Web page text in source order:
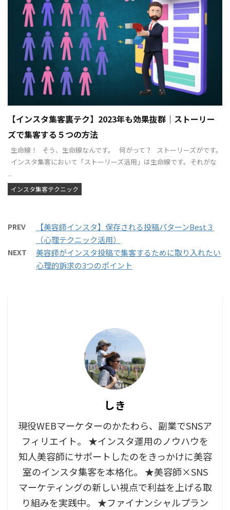
【インスタ集客裏テク】2023年も効果抜群｜ストーリー
ズで集客する５つの方法
生命線！ そう、生命線なんです。 何がって？ ストーリーズがです。
インスタ集客において「ストーリーズ活用」は生命線です。それがな
...
インスタ集客テクニック
PREV
【美容師インスタ】保存される投稿パターンBest３
（心理テクニック活用）
NEXT
美容師がインスタ投稿で集客するために取り入れたい
心理的訴求の3つのポイント
しき
現役WEBマーケターのかたわら、副業でSNSア
フィリエイト。 ★インスタ運用のノウハウを
知人美容師にサポートしたのをきっかけに美容
室のインスタ集客を本格化。 ★美容師×SNS
マーケティングの新しい視点で利益を上げる取
り組みを実践中。 ★ファイナンシャルプラン